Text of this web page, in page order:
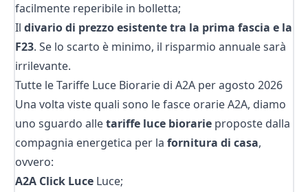
facilmente reperibile in bolletta;
Il divario di prezzoesistente tra la prima fascia e la
F23. Se lo scarto è minimo, il risparmio annuale sarà
irrilevante.
Tutte le Tariffe Luce Biorarie di A2A per agosto 2026
Una volta viste quali sono le fasce orarie A2A, diamo
uno sguardo alletariffe luce biorarie proposte dalla
compagnia energetica per la fornitura di casa,
ovvero:
A2A Click Luce Luce;